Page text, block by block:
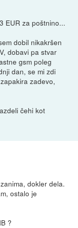
EUR za poštnino...
dobil nikakršen
dobavi pa stvar
gsm poleg
dan, se mi zdi
zadevo,
čehi kot
dokler dela.
ostalo je
?